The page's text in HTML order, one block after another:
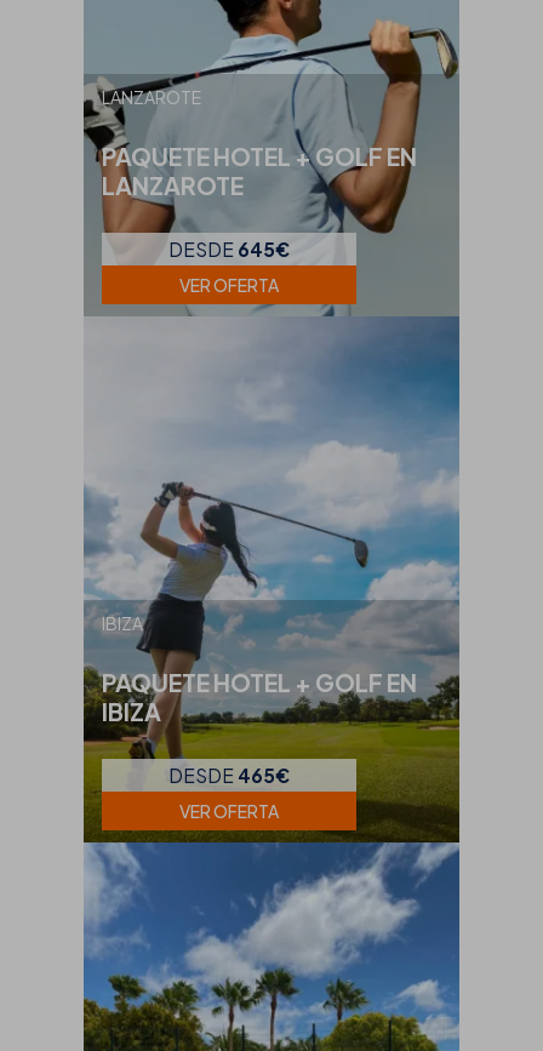
LANZAROTE
PAQUETE HOTEL + GOLF EN
LANZAROTE
DESDE 645€
VER OFERTA
IBIZA
PAQUETE HOTEL + GOLF EN
IBIZA
DESDE 465€
VER OFERTA